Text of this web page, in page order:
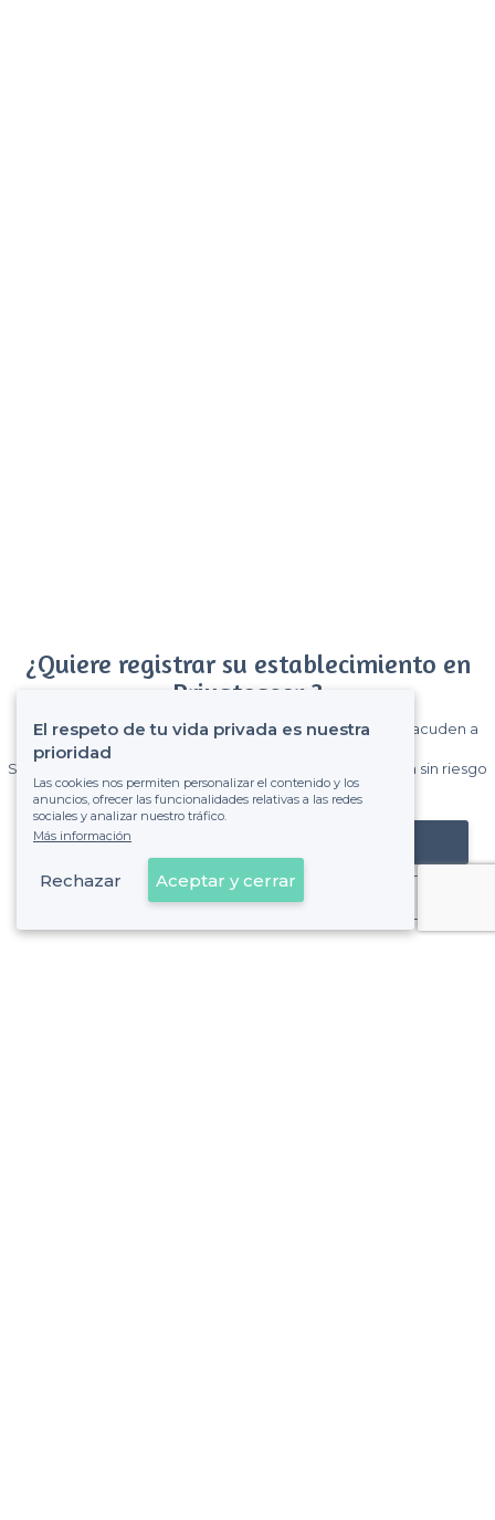
¿Quiere registrar su establecimiento en
Privateaser ?
Gane muchos clientes entre el millón de visitantes que acuden a
Sin comisiones y sin compromiso, pagas una cantidad fija sin riesgo
de ver la factura.
Registrar mi establecimiento
Ya es cliente
El respeto de tu vida privada es nuestra
prioridad
Las cookies nos permiten personalizar el contenido y los
anuncios, ofrecer las funcionalidades relativas a las redes
sociales y analizar nuestro tráfico.
Más información
Rechazar Aceptar y cerrar